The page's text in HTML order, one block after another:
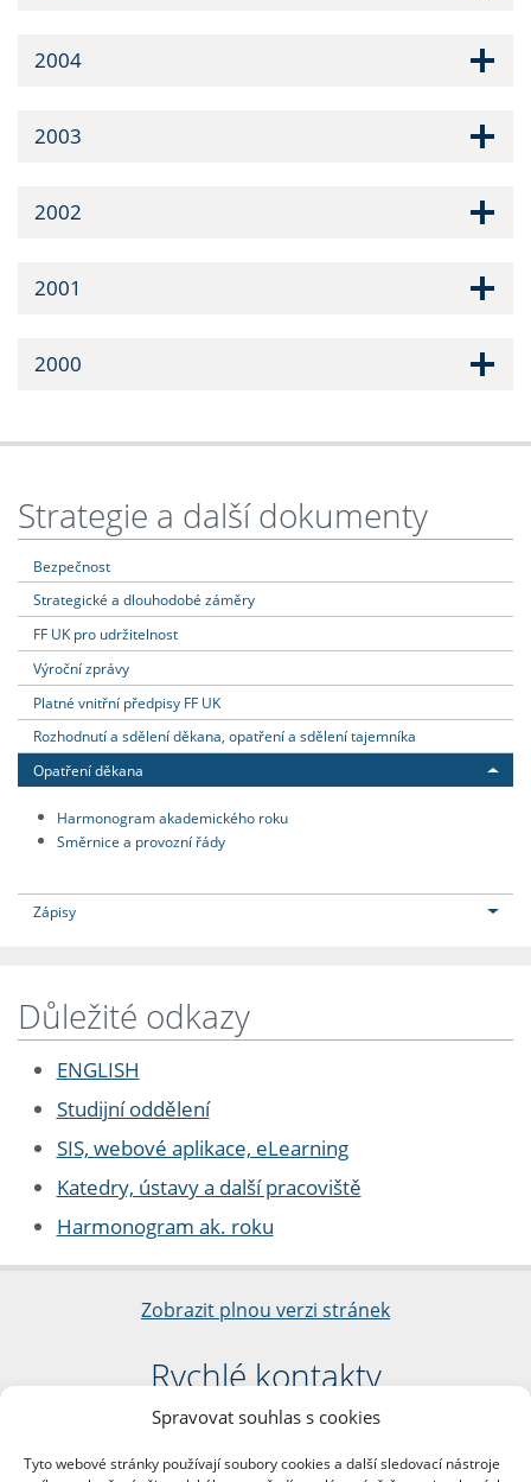
Spravovat souhlas s cookies
Tyto webové stránky používají soubory cookies a další sledovací nástroje
2004
2003
2002
2001
2000
Strategie a další dokumenty
Bezpečnost
Strategické a dlouhodobé záměry
FF UK pro udržitelnost
Výroční zprávy
Platné vnitřní předpisy FF UK
Rozhodnutí a sdělení děkana, opatření a sdělení tajemníka
Opatření děkana
Harmonogram akademického roku
Směrnice a provozní řády
Zápisy
Důležité odkazy
ENGLISH
Studijní oddělení
SIS, webové aplikace, eLearning
Katedry, ústavy a další pracoviště
Harmonogram ak. roku
Zobrazit plnou verzi stránek
Rychlé kontakty
Filozofická fakulta
nám. Jana Palacha 1/2